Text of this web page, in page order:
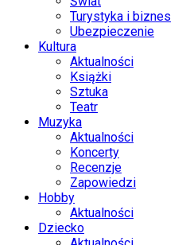
Turystyka i biznes
Ubezpieczenie
Kultura
Aktualności
Książki
Sztuka
Teatr
Muzyka
Aktualności
Koncerty
Recenzje
Zapowiedzi
Hobby
Aktualności
Dziecko